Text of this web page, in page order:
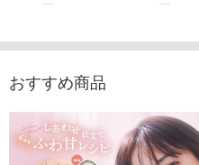
おすすめ商品